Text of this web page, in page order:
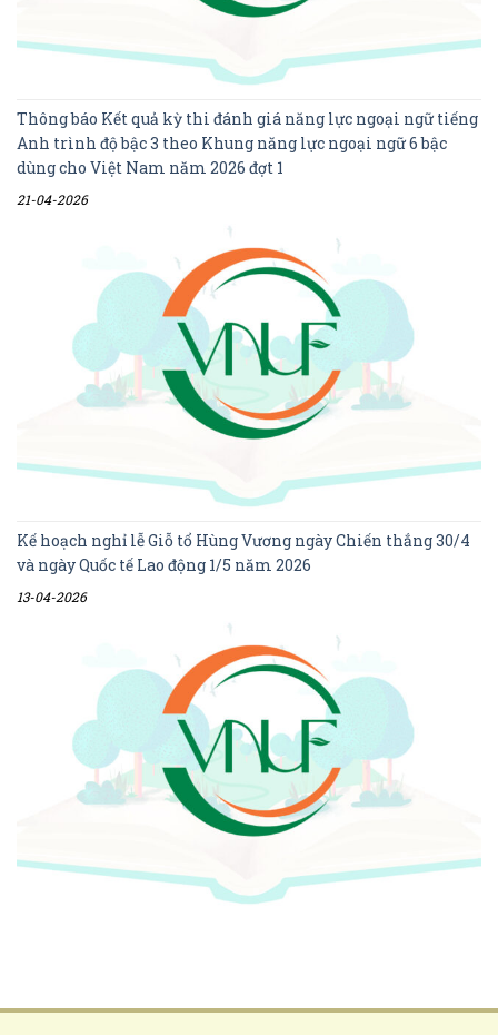
Thông báo Kết quả kỳ thi đánh giá năng lực ngoại ngữ tiếng
Anh trình độ bậc 3 theo Khung năng lực ngoại ngữ 6 bậc
dùng cho Việt Nam năm 2026 đợt 1
21-04-2026
Kế hoạch nghỉ lễ Giỗ tổ Hùng Vương ngày Chiến thắng 30/4
và ngày Quốc tế Lao động 1/5 năm 2026
13-04-2026